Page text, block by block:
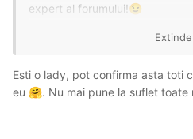
expert al forumului!😉
Buna, esti purtătorul meu de
lucruri pe care nu le sti? Puteai
Extinde
Esti o lady, pot confirma asta toti
eu 🤗. Nu mai pune la suflet toate